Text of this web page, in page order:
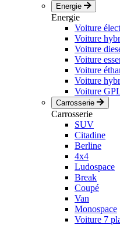
Energie
Energie
Voiture
Voiture
Voiture
Voiture
Voiture
Voiture
Voiture
Carrosserie
Carrosserie
SUV
Citadine
Berline
4x4
Ludospace
Break
Coupé
Van
Monospace
Voiture 7